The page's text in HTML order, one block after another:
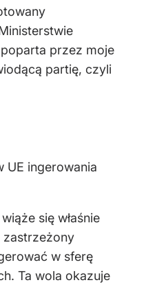
przez moje
partię, czyli
UE ingerowania
się właśnie
zastrzeżony
w sferę
Ta wola okazuje